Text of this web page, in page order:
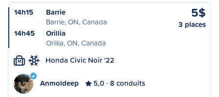
14h15
Barrie
Barrie, ON, Canada
14h45
Orillia
Orillia, ON, Canada
5$
3 places
M Honda Civic Noir '22
Anmoldeep 5,0 8 conduits